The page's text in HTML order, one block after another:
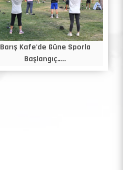
Barış Kafe'de Güne Sporla
Başlangıç…..